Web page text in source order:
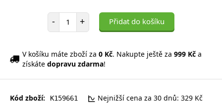
- Počet položek
+ Přidat do košíku
V košíku máte zboží za 0 Kč. Nakupte ještě za 999 Kč a
získáte dopravu zdarma!
Kód zboží: K159661
Nejnižší cena za 30 dnů: 329 Kč